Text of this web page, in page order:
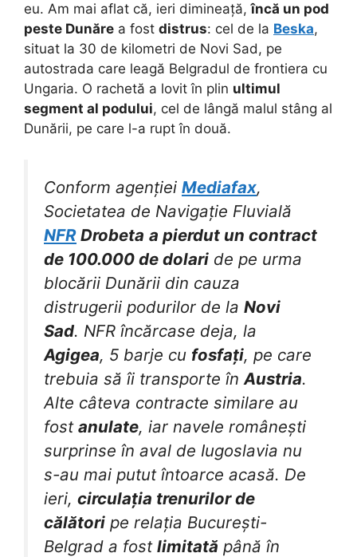
eu. Am mai aflat că, ieri dimineață,încă un pod
peste Dunăre a fost distrus: cel de la Beska,
situat la 30 de kilometri de Novi Sad, pe
autostrada care leagă Belgradul de frontiera cu
Ungaria. O rachetă a lovit în plin ultimul
segment al podului, cel de lângă malul stâng al
Dunării, pe care l-a rupt în două.
Conform agenției Mediafax,
Societatea de Navigație Fluvială
NFR Drobeta a pierdut un contract
de 100.000 de dolari de pe urma
blocării Dunării din cauza
distrugerii podurilor de la Novi
Sad. NFR încărcase deja, la
Agigea, 5 barje cu fosfați, pe care
trebuia să îi transporte în Austria.
Alte câteva contracte similare au
fost anulate, iar navele românești
surprinse în aval de Iugoslavia nu
s-au mai putut întoarce acasă. De
ieri, circulația trenurilor de
călători pe relația București-
Belgrad a fost limitată până în